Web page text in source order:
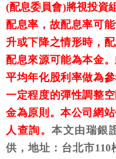
(配息委員會)將視投資
配息率，故配息率可
升或下降之情形時，
配息來源可能為本金
平均年化股利率做為
一定程度的彈性調整
金為原則。本公司網
人查詢。本文由瑞銀
供，地址：台北市110